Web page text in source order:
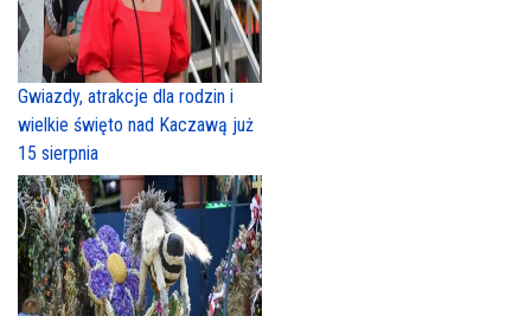
Gwiazdy, atrakcje dla rodzin i
wielkie święto nad Kaczawą już
15 sierpnia